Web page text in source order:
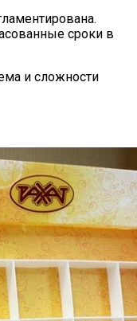
сроки в
и сложности